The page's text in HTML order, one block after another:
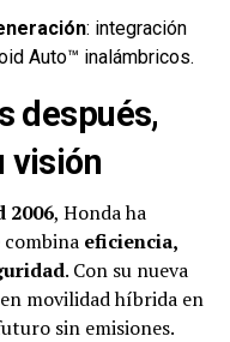
: integración
Auto™ inalámbricos.
después,
visión
2006, Honda ha
combina eficiencia,
. Con su nueva
movilidad híbrida en
sin emisiones.